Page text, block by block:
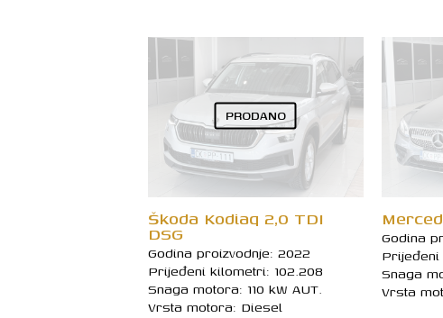
PRODANO
Škoda Kodiaq 2,0 TDI
DSG
Godina proizvodnje: 2022
Prijeđeni kilometri: 102.208
Snaga motora: 110 kW AUT.
Vrsta motora: Diesel
Godina
Prijeđeni
Snaga
Vrsta